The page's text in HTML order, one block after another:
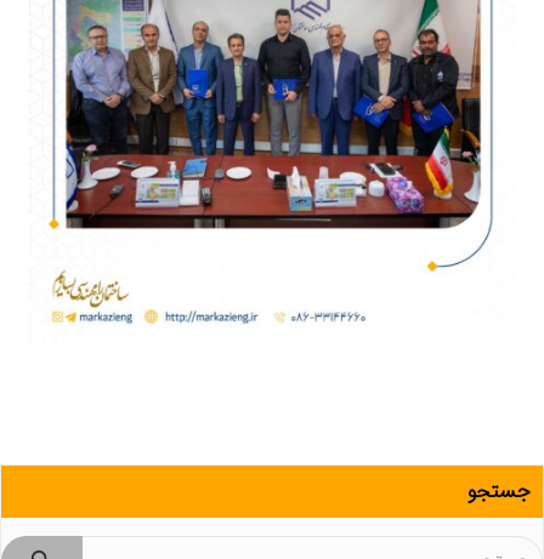
جستجو
جستجو